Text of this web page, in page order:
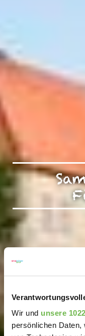
Wir und unsere
persönlichen